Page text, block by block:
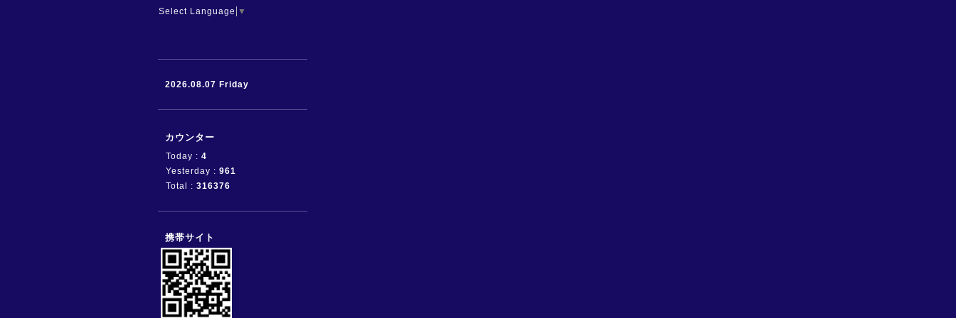
Select Language ▼
2026.08.07 Friday
カウンター
Today : 4
Yesterday : 961
Total : 316376
携帯サイト